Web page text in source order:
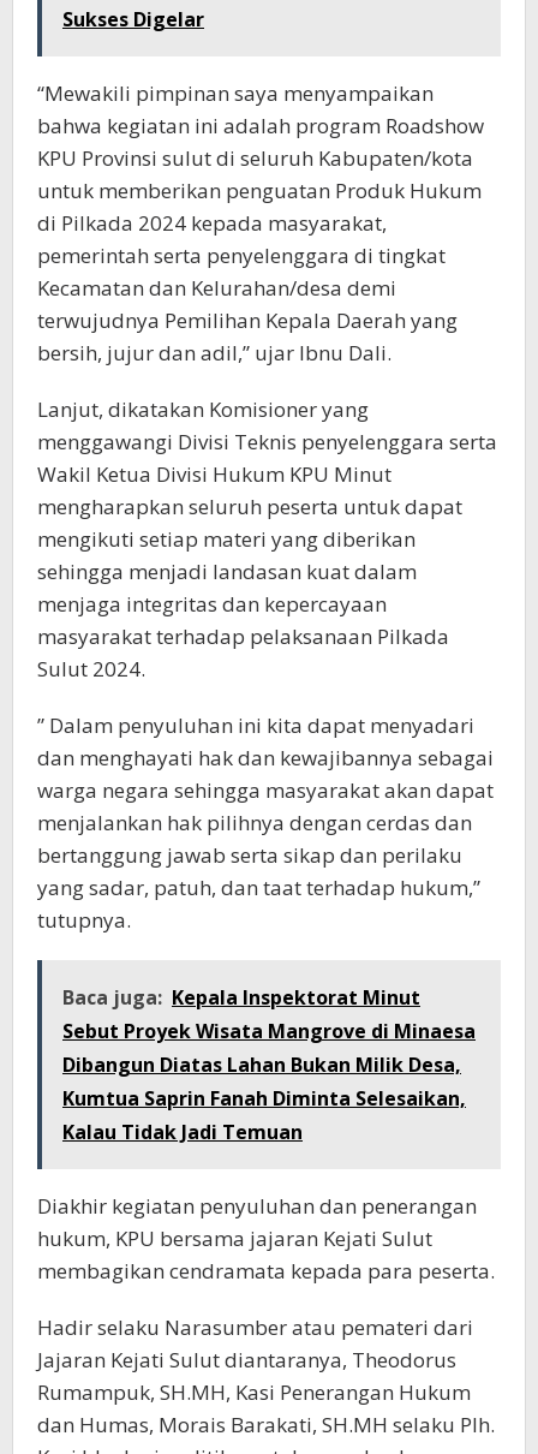
Sukses Digelar
“Mewakili pimpinan saya menyampaikan
bahwa kegiatan ini adalah program Roadshow
KPU Provinsi sulut di seluruh Kabupaten/kota
untuk memberikan penguatan Produk Hukum
di Pilkada 2024 kepada masyarakat,
pemerintah serta penyelenggara di tingkat
Kecamatan dan Kelurahan/desa demi
terwujudnya Pemilihan Kepala Daerah yang
bersih, jujur dan adil,” ujar Ibnu Dali.
Lanjut, dikatakan Komisioner yang
menggawangi Divisi Teknis penyelenggara serta
Wakil Ketua Divisi Hukum KPU Minut
mengharapkan seluruh peserta untuk dapat
mengikuti setiap materi yang diberikan
sehingga menjadi landasan kuat dalam
menjaga integritas dan kepercayaan
masyarakat terhadap pelaksanaan Pilkada
Sulut 2024.
” Dalam penyuluhan ini kita dapat menyadari
dan menghayati hak dan kewajibannya sebagai
warga negara sehingga masyarakat akan dapat
menjalankan hak pilihnya dengan cerdas dan
bertanggung jawab serta sikap dan perilaku
yang sadar, patuh, dan taat terhadap hukum,”
tutupnya.
Baca juga: Kepala Inspektorat Minut
Sebut Proyek Wisata Mangrove di Minaesa
Dibangun Diatas Lahan Bukan Milik Desa,
Kumtua Saprin Fanah Diminta Selesaikan,
Kalau Tidak Jadi Temuan
Diakhir kegiatan penyuluhan dan penerangan
hukum, KPU bersama jajaran Kejati Sulut
membagikan cendramata kepada para peserta.
Hadir selaku Narasumber atau pemateri dari
Jajaran Kejati Sulut diantaranya, Theodorus
Rumampuk, SH.MH, Kasi Penerangan Hukum
dan Humas, Morais Barakati, SH.MH selaku Plh.